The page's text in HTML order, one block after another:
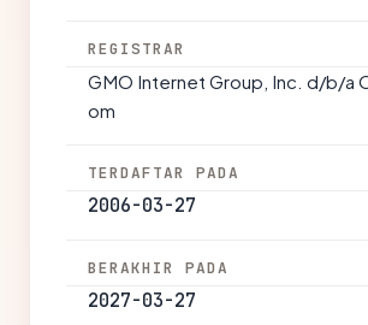
REGISTRAR
GMO Internet Group, Inc. d/b/a
om
TERDAFTAR PADA
2006-03-27
BERAKHIR PADA
2027-03-27